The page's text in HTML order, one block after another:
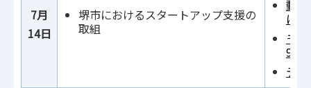
7月
14日
堺市におけるスタートアップ支援の
取組
動
に
モ
テ